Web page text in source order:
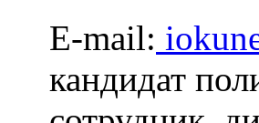
E-mail:
кандидат